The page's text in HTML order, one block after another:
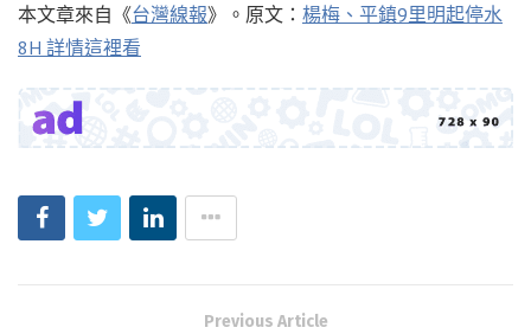
本文章來自《台灣線報》。原文： 楊梅、平鎮9里明起停水
8H 詳情這裡看
Previous Article